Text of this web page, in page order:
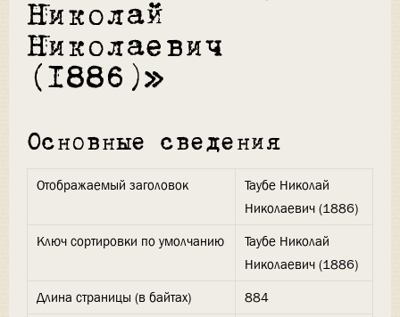
Николай
Николаевич
(1886)»
Основные сведения
Отображаемый заголовок
Таубе Николай
Николаевич (1886)
Ключ сортировки по умолчанию
Таубе Николай
Николаевич (1886)
Длина страницы (в байтах)
884